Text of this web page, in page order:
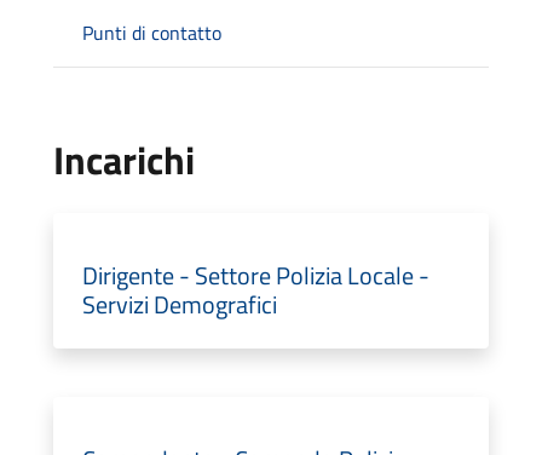
Punti di contatto
Incarichi
Dirigente - Settore Polizia Locale -
Servizi Demografici